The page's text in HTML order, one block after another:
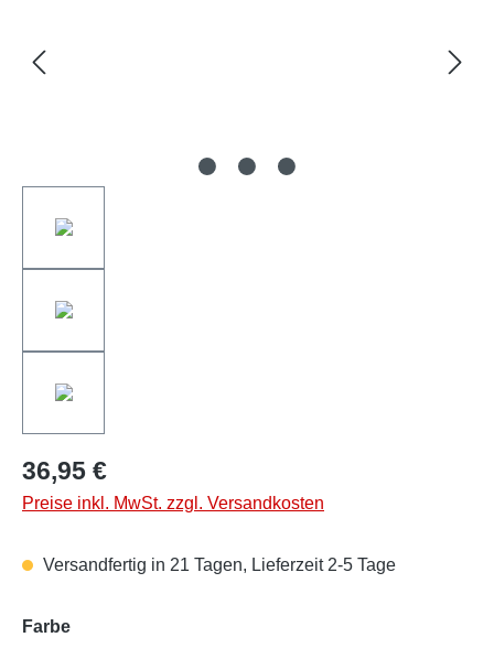
36,95 €
Preise inkl. MwSt. zzgl. Versandkosten
Versandfertig in 21 Tagen, Lieferzeit 2-5 Tage
Farbeauswählen